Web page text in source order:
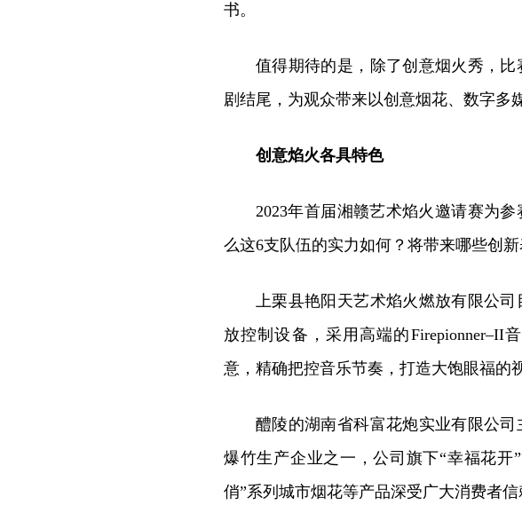
书。
值得期待的是，除了创意烟火秀，
剧结尾，为观众带来以创意烟花、数字多
创意焰火各具特色
2023年首届湘赣艺术焰火邀请赛为
么这6支队伍的实力如何？将带来哪些创新
上栗县艳阳天艺术焰火燃放有限公
放控制设备，采用高端的Firepionner–II
意，精确把控音乐节奏，打造大饱眼福的
醴陵的湖南省科富花炮实业有限公
爆竹生产企业之一，公司旗下“幸福花开
俏”系列城市烟花等产品深受广大消费者信